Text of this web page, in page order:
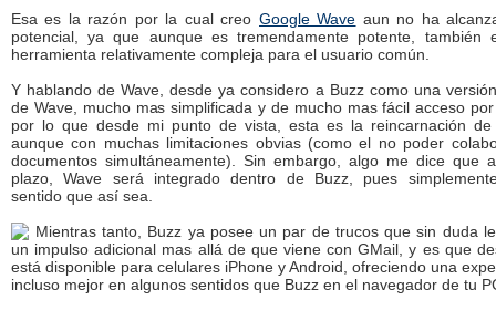
Esa es la razón por la cual creo Google Wave aun no ha
potencial, ya que aunque es tremendamente potente, también
herramienta relativamente compleja para el usuario común.
Y hablando de Wave, desde ya considero a Buzz como una
de Wave, mucho mas simplificada y de mucho mas fácil acceso
por lo que desde mi punto de vista, esta es la reincarnación de
aunque con muchas limitaciones obvias (como el no poder
documentos simultáneamente). Sin embargo, algo me dice que
plazo, Wave será integrado dentro de Buzz, pues
sentido que así sea.
Mientras tanto, Buzz ya posee un par de trucos que sin duda
un impulso adicional mas allá de que viene con GMail, y es que
está disponible para celulares iPhone y Android, ofreciendo una
incluso mejor en algunos sentidos que Buzz en el navegador de tu